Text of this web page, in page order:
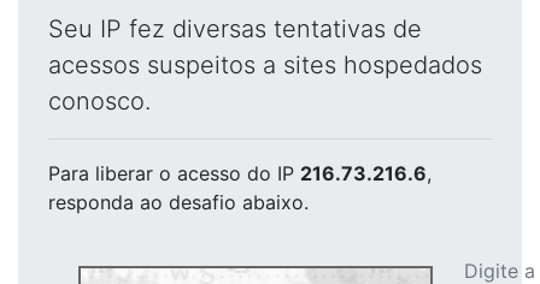
Seu IP fez diversas tentativas de
acessos suspeitos a sites hospedados
conosco.
Para liberar o acesso do IP 216.73.216.6,
responda ao desafio abaixo.
Digite